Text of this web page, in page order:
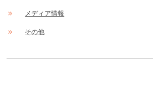
メディア情報
その他